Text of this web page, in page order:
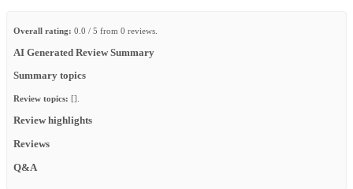
Overall rating: 0.0 / 5 from 0 reviews.
AI Generated Review Summary
Summary topics
Review topics: [].
Review highlights
Reviews
Q&A